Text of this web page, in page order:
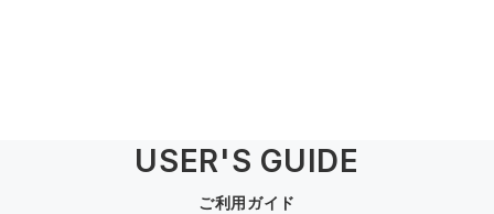
USER'S GUIDE
ご利用ガイド